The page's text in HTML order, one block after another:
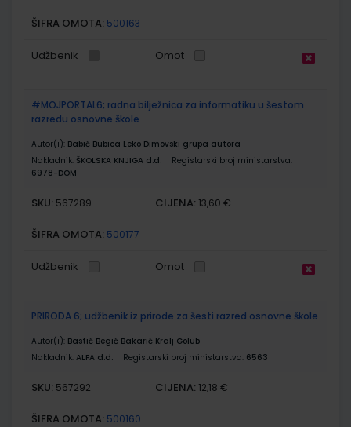
ŠIFRA OMOTA: 500163
Udžbenik Omot
#MOJPORTAL6; radna bilježnica za informatiku u šestom
razredu osnovne škole
Autor(i): Babić Bubica Leko Dimovski grupa autora
Nakladnik: ŠKOLSKA KNJIGA d.d.
Registarski broj ministarstva:
6978-DOM
SKU: 567289 CIJENA: 13,60 €
ŠIFRA OMOTA: 500177
Udžbenik Omot
PRIRODA 6; udžbenik iz prirode za šesti razred osnovne škole
Autor(i): Bastić Begić Bakarić Kralj Golub
Nakladnik: ALFA d.d. Registarski broj ministarstva: 6563
SKU: 567292 CIJENA: 12,18 €
ŠIFRA OMOTA: 500160